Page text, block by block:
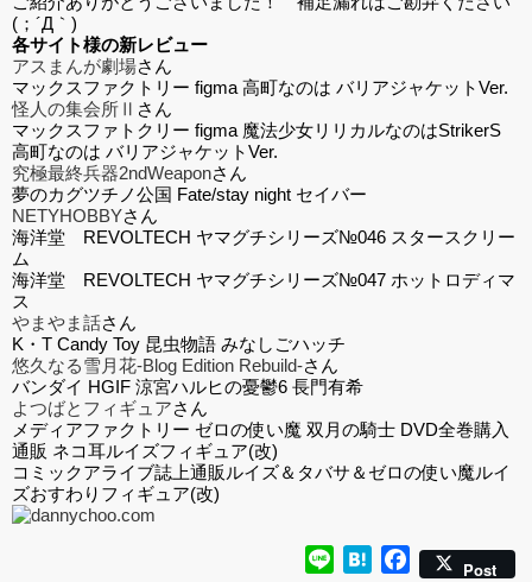
(；´Д｀)
各サイト様の新レビュー
アスまんが劇場さん
マックスファクトリー figma 高町なのは バリアジャケットVer.
怪人の集会所Ⅱ さん
マックスファトクリー figma 魔法少女リリカルなのはStrikerS
高町なのは バリアジャケットVer.
究極最終兵器2ndWeaponさん
夢のカグツチノ公国 Fate/stay night セイバー
NETYHOBBYさん
海洋堂 REVOLTECH ヤマグチシリーズ№046 スタースクリー
ム
海洋堂 REVOLTECH ヤマグチシリーズ№047 ホットロディマ
ス
やまやま話さん
K・T Candy Toy 昆虫物語 みなしごハッチ
悠久なる雪月花-Blog Edition Rebuild-さん
バンダイ HGIF 涼宮ハルヒの憂鬱6 長門有希
よつばとフィギュアさん
メディアファクトリー ゼロの使い魔 双月の騎士 DVD全巻購入
通販 ネコ耳ルイズフィギュア(改)
コミックアライブ誌上通販ルイズ＆タバサ＆ゼロの使い魔ルイ
ズおすわりフィギュア(改)
Line HatenaFacebook
Post